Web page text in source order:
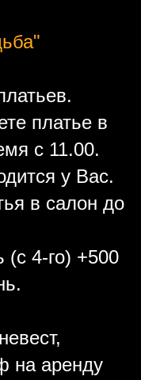
платье в
с 11.00.
у Вас.
в салон до
4-го) +500
на аренду